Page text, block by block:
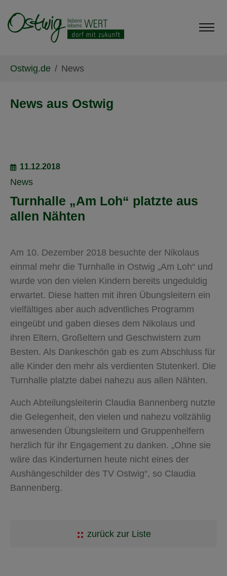
Ostwig.de News
News aus Ostwig
11.12.2018
News
Turnhalle „Am Loh“ platzte aus
allen Nähten
Am 10. Dezember 2018 besuchte der Nikolaus
einmal mehr die Turnhalle in Ostwig „Am Loh“ und
wurde von den vielen Kindern bereits ungeduldig
erwartet. Diese hatten mit ihren Übungsleitern ein
vielfältiges aber auch adventliches Programm
eingeübt und gaben dieses dem Nikolaus und
ihren Eltern, Großeltern und Geschwistern zum
Besten. Als Dankeschön gab es zum Abschluss für
alle Kinder den mehr als verdienten Stutenkerl. Die
Turnhalle platzte dabei nahezu aus allen Nähten.
Auch Abteilungsleiterin Claudia Bannenberg nutzte
die Gelegenheit, den vielen und nahezu vollzählig
anwesenden Übungsleitern und Gruppenhelfern
herzlich für ihr Engagement zu danken. „Ohne sie
wäre das Kinderturnen heute nicht eines der
Aushängeschilder des TV Ostwig“, so Claudia
Bannenberg.
zurück zur Liste